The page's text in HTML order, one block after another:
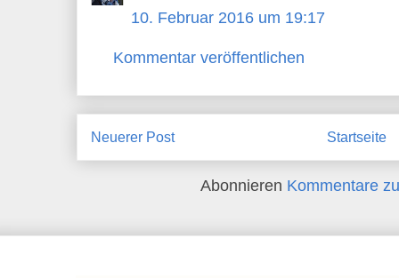
10. Februar 2016 um 19:17
Kommentar veröffentlichen
Neuerer Post Startseite
Abonnieren Kommentare